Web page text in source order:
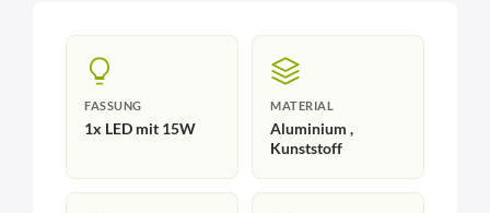
FASSUNG
1x LED mit 15W
MATERIAL
Aluminium ,
Kunststoff